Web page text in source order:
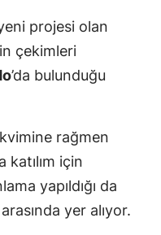
projesi olan
çekimleri
’da bulunduğu
rağmen
katılım için
yapıldığı da
yer alıyor.